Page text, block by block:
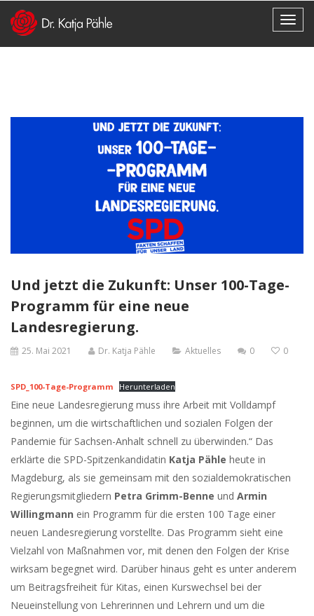
Und jetzt die Zukunft: Unser 100-Tage-
Programm für eine neue
Landesregierung.
25. Mai 2021 Dr. Katja Pähle Aktuelles 0 0
SPD_100-Tage-Programm Herunterladen
Eine neue Landesregierung muss ihre Arbeit mit Volldampf
beginnen, um die wirtschaftlichen und sozialen Folgen der
Pandemie für Sachsen-Anhalt schnell zu überwinden.“ Das
erklärte die SPD-Spitzenkandidatin Katja Pähle heute in
Magdeburg, als sie gemeinsam mit den sozialdemokratischen
Regierungsmitgliedern Petra Grimm-Benne und Armin
Willingmann ein Programm für die ersten 100 Tage einer
neuen Landesregierung vorstellte. Das Programm sieht eine
Vielzahl von Maßnahmen vor, mit denen den Folgen der Krise
wirksam begegnet wird. Darüber hinaus geht es unter anderem
um Beitragsfreiheit für Kitas, einen Kurswechsel bei der
Neueinstellung von Lehrerinnen und Lehrern und um die